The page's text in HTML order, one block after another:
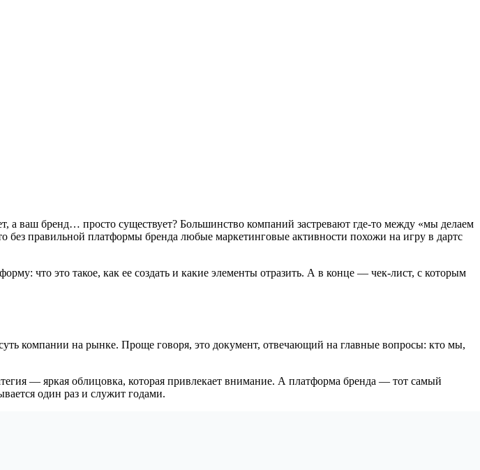
а ваш бренд… просто существует? Большинство компаний застревают где-то между «мы делаем
правильной платформы бренда любые маркетинговые активности похожи на игру в дартс
что это такое, как ее создать и какие элементы отразить. А в конце — чек-лист, с которым
компании на рынке. Проще говоря, это документ, отвечающий на главные вопросы: кто мы,
— яркая облицовка, которая привлекает внимание. А платформа бренда — тот самый
один раз и служит годами.